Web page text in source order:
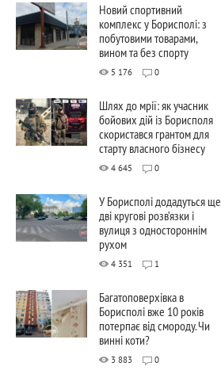
Новий спортивний
комплекс у Борисполі: з
побутовими товарами,
вином та без спорту
5 176 0
Шлях до мрії: як учасник
бойових дій із Борисполя
скористався грантом для
старту власного бізнесу
4 645 0
У Борисполі додадуться ще
дві кругові розв’язки і
вулиця з одностороннім
рухом
4 351 1
Багатоповерхівка в
Борисполі вже 10 років
потерпає від смороду. Чи
винні коти?
3 883 0